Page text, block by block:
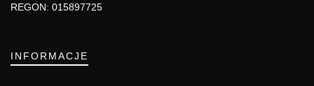
REGON: 015897725
INFORMACJE